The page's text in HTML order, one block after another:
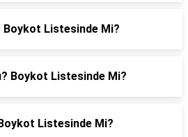
Boykot Listesinde Mi?
Boykot Listesinde Mi?
Listesinde Mi?